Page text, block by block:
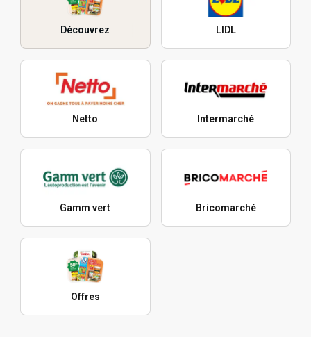
Découvrez LIDL
Netto Intermarché
Gamm vert Bricomarché
Offres